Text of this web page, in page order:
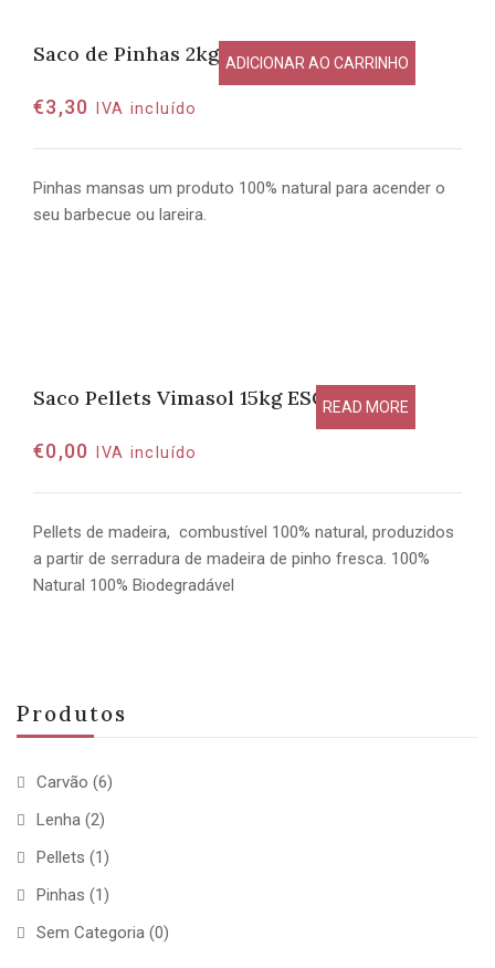
Produtos
Carvão (6)
Lenha (2)
Pellets (1)
Pinhas (1)
Sem Categoria (0)
Saco de Pinhas 2kg
€3,30 IVA incluído
ADICIONAR AO CARRINHO
Pinhas mansas um produto 100% natural para acender o
seu barbecue ou lareira.
Saco Pellets Vimasol 15kg ESGOTADO
€0,00 IVA incluído
READ MORE
Pellets de madeira, combustível 100% natural, produzidos
a partir de serradura de madeira de pinho fresca. 100%
Natural 100% Biodegradável